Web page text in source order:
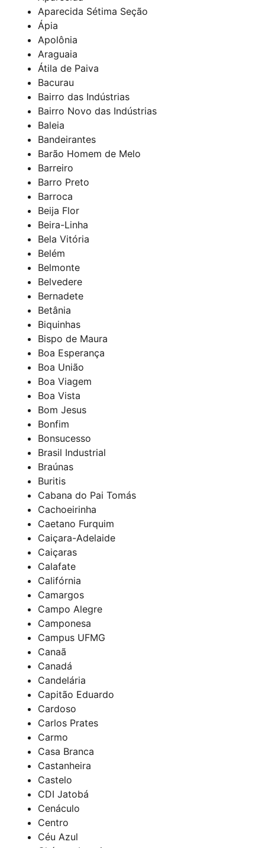
Aparecida Sétima Seção
Ápia
Apolônia
Araguaia
Átila de Paiva
Bacurau
Bairro das Indústrias
Bairro Novo das Indústrias
Baleia
Bandeirantes
Barão Homem de Melo
Barreiro
Barro Preto
Barroca
Beija Flor
Beira-Linha
Bela Vitória
Belém
Belmonte
Belvedere
Bernadete
Betânia
Biquinhas
Bispo de Maura
Boa Esperança
Boa União
Boa Viagem
Boa Vista
Bom Jesus
Bonfim
Bonsucesso
Brasil Industrial
Braúnas
Buritis
Cabana do Pai Tomás
Cachoeirinha
Caetano Furquim
Caiçara-Adelaide
Caiçaras
Calafate
Califórnia
Camargos
Campo Alegre
Camponesa
Campus UFMG
Canaã
Canadá
Candelária
Capitão Eduardo
Cardoso
Carlos Prates
Carmo
Casa Branca
Castanheira
Castelo
CDI Jatobá
Cenáculo
Centro
Céu Azul